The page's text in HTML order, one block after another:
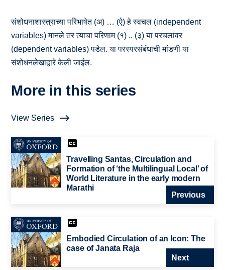
संशोधनाशास्त्राच्या परिभाषेत (अ) … (ऐ) हे स्वचल (independent
variables) मानले तर त्याचा परिणाम (१) .. (३) या परचलांवर
(dependent variables) पडेल. या परस्परसंबंधाची मांडणी या
संशोधनलेखाद्वारे केली जाईल.
More in this series
View Series
Travelling Santas, Circulation and
Formation of ‘the Multilingual Local’ of
World Literature in the early modern
Marathi
Previous
Embodied Circulation of an Icon: The
case of Janata Raja
Next